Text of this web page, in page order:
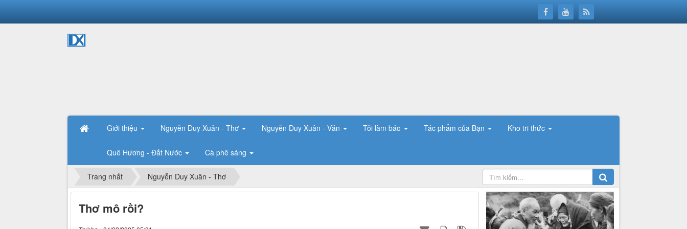
Giới thiệu Nguyễn Duy Xuân - Thơ Nguyễn Duy Xuân - Văn Tôi làm báo Tác phẩm của Bạn Kho tri thức
Quê Hương - Đất Nước Cà phê sáng
Trang nhất Nguyễn Duy Xuân - Thơ
Thơ mô rồi?